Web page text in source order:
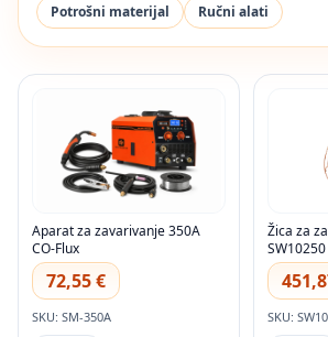
Potrošni materijal
Ručni alati
Aparat za zavarivanje 350A
CO-Flux
72,55 €
SKU: SM-350A
Žica za
SW10250
SKU: